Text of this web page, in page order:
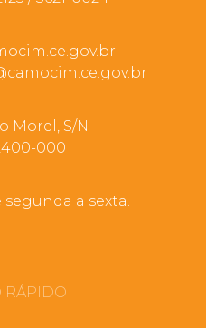
Morel, S/N –
000
segunda a sexta.
RÁPIDO